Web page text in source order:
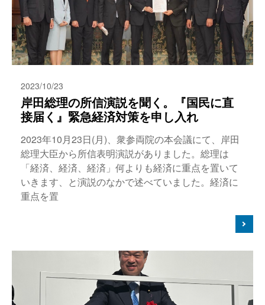
2023/10/23
岸田総理の所信演説を聞く。『国民に直
接届く』緊急経済対策を申し入れ
2023年10月23日(月)、衆参両院の本会議にて、岸田
総理大臣から所信表明演説がありました。総理は
「経済、経済、経済」何よりも経済に重点を置いて
いきます、と演説のなかで述べていました。経済に
重点を置